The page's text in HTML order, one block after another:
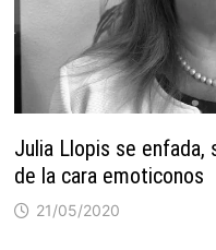
Julia Llopis se enfada,
de la cara emoticonos
21/05/2020